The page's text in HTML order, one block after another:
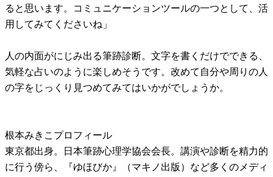
ると思います。コミュニケーションツールの一つとして、活
用してみてくださいね」
人の内面がにじみ出る筆跡診断。文字を書くだけでできる、
気軽な占いのように楽しめそうです。改めて自分や周りの人
の字をじっくり見つめてみてはいかがでしょうか。
根本みきこプロフィール
東京都出身。日本筆跡心理学協会会長。講演や診断を精力的
に行う傍ら、『ゆほびか』（マキノ出版）など多くのメディ